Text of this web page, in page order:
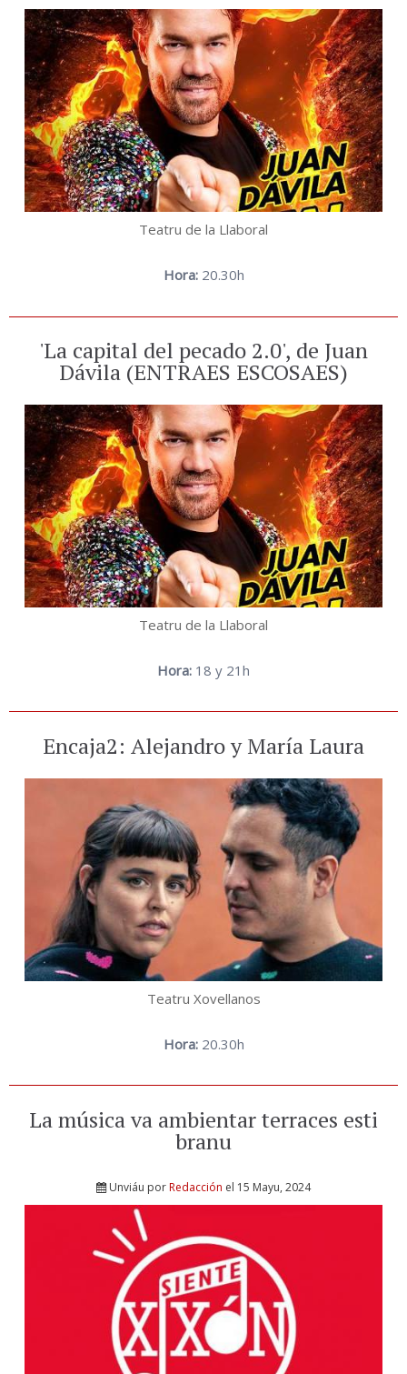
Teatru de la Llaboral
Hora:20.30h
'La capital del pecado 2.0', de Juan
Dávila (ENTRAES ESCOSAES)
Teatru de la Llaboral
Hora: 18 y 21h
Encaja2: Alejandro y María Laura
Teatru Xovellanos
Hora:20.30h
La música va ambientar terraces esti
branu
Unviáu porRedacción el 15 Mayu, 2024